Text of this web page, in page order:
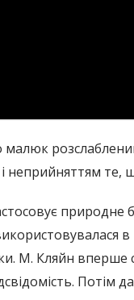
неприйняттям
М. Кляйн
Потім